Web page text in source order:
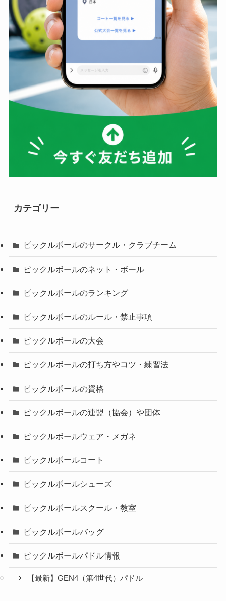
カテゴリー
ピックルボールのサークル・クラブチーム
ピックルボールのネット・ボール
ピックルボールのランキング
ピックルボールのルール・禁止事項
ピックルボールの大会
ピックルボールの打ち方やコツ・練習法
ピックルボールの資格
ピックルボールの連盟（協会）や団体
ピックルボールウェア・メガネ
ピックルボールコート
ピックルボールシューズ
ピックルボールスクール・教室
ピックルボールバッグ
ピックルボールパドル情報
【最新】GEN4（第4世代）パドル